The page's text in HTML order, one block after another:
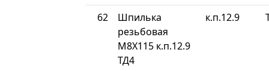
62
Шпилька
резьбовая
М8Х115 к.п.12.9
ТД4
к.п.12.9